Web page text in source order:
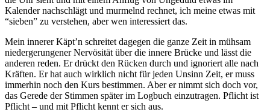
Kalender nachschlägt und murmelnd rechnet, ich meine etwas mit
“sieben” zu verstehen, aber wen interessiert das.
Mein innerer Käpt’n schreitet dagegen die ganze Zeit in mühsam
niedergerungener Nervösität über die innere Brücke und lässt die
anderen reden. Er drückt den Rücken durch und ignoriert alle nach
Kräften. Er hat auch wirklich nicht für jeden Unsinn Zeit, er muss
immerhin noch den Kurs bestimmen. Aber er nimmt sich doch vor,
das Gerede der Stimmen später im Logbuch einzutragen. Pflicht ist
Pflicht – und mit Pflicht kennt er sich aus.